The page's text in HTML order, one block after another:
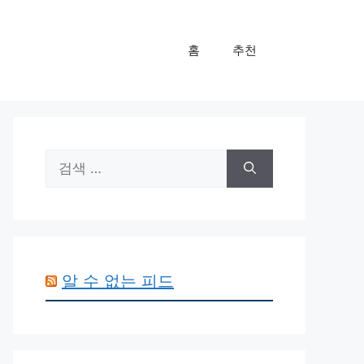
홈 추천
색:
알 수 없는 피드